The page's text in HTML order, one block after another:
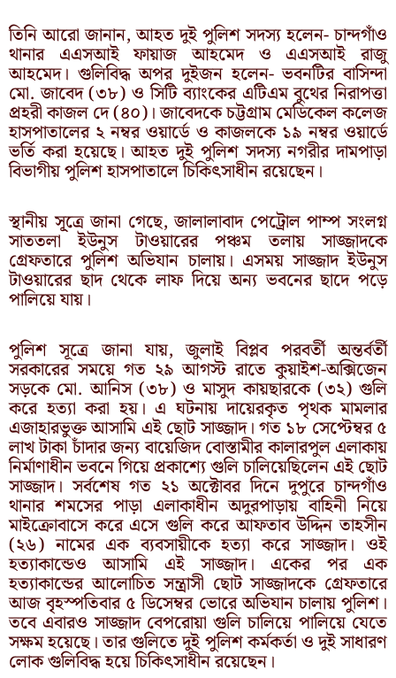
তিনি আরো জানান, আহত দুই পুলিশ সদস্য হলেন- চান্দগাঁও
থানার এএসআই ফায়াজ আহমেদ ও এএসআই রাজু
আহমেদ। গুলিবিদ্ধ অপর দুইজন হলেন- ভবনটির বাসিন্দা
মো. জাবেদ (৩৮) ও সিটি ব্যাংকের এটিএম বুথের নিরাপত্তা
প্রহরী কাজল দে (৪০)। জাবেদকে চট্টগ্রাম মেডিকেল কলেজ
হাসপাতালের ২ নম্বর ওয়ার্ডে ও কাজলকে ১৯ নম্বর ওয়ার্ডে
ভর্তি করা হয়েছে। আহত দুই পুলিশ সদস্য নগরীর দামপাড়া
বিভাগীয় পুলিশ হাসপাতালে চিকিৎসাধীন রয়েছেন।
স্থানীয় সূ্ত্রে জানা গেছে, জালালাবাদ পেট্রোল পাম্প সংলগ্ন
সাততলা ইউনুস টাওয়ারের পঞ্চম তলায় সাজ্জাদকে
গ্রেফতারে পুলিশ অভিযান চালায়। এসময় সাজ্জাদ ইউনুস
টাওয়ারের ছাদ থেকে লাফ দিয়ে অন্য ভবনের ছাদে পড়ে
পালিয়ে যায়।
পুলিশ সূত্রে জানা যায়, জুলাই বিপ্লব পরবর্তী অন্তর্বর্তী
সরকারের সময়ে গত ২৯ আগস্ট রাতে কুয়াইশ-অক্সিজেন
সড়কে মো. আনিস (৩৮) ও মাসুদ কায়ছারকে (৩২) গুলি
করে হত্যা করা হয়। এ ঘটনায় দায়েরকৃত পৃথক মামলার
এজাহারভুক্ত আসামি এই ছোট সাজ্জাদ। গত ১৮ সেপ্টেম্বর ৫
লাখ টাকা চাঁদার জন্য বায়েজিদ বোস্তামীর কালারপুল এলাকায়
নির্মাণাধীন ভবনে গিয়ে প্রকাশ্যে গুলি চালিয়েছিলেন এই ছোট
সাজ্জাদ। সর্বশেষ গত ২১ অক্টোবর ‍দিনে দুপুরে চান্দগাঁও
থানার শমসের পাড়া এলাকাধীন অদুরপাড়ায় বাহিনী নিয়ে
মাইক্রোবাসে করে এসে গুলি করে আফতাব উদ্দিন তাহসীন
(২৬) নামের এক ব্যবসায়ীকে হত্যা করে সাজ্জাদ। ওই
হত্যাকান্ডেও আসামি এই সাজ্জাদ। একের পর এক
হত্যাকান্ডের আলোচিত সন্ত্রাসী ছোট সাজ্জাদকে গ্রেফতারে
আজ বৃহস্পতিবার ৫ ডিসেম্বর ভোরে অভিযান চালায় পুলিশ।
তবে এবারও সাজ্জাদ বেপরোয়া গুলি চালিয়ে পালিয়ে যেতে
সক্ষম হয়েছে। তার গুলিতে দুই পুলিশ কর্মকর্তা ও দুই সাধারণ
লোক গুলিবিদ্ধ হয়ে চিকিৎসাধীন রয়েছেন।